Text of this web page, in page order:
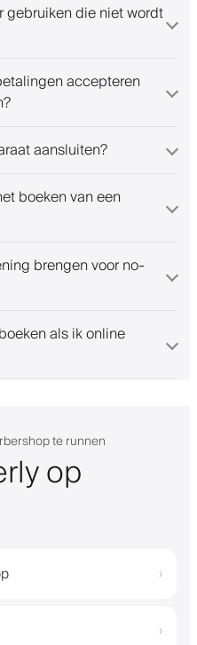
gebruiken die niet wordt
accepteren
aansluiten?
boeken van een
brengen voor no-
als ik online
te runnen
op
›
›